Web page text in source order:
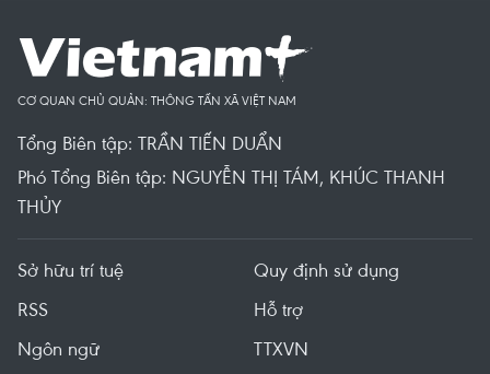
CƠ QUAN CHỦ QUẢN: THÔNG TẤN XÃ VIỆT NAM
Tổng Biên tập: TRẦN TIẾN DUẨN
Phó Tổng Biên tập: NGUYỄN THỊ TÁM, KHÚC THANH
THỦY
Sở hữu trí tuệ
Quy định sử dụng
RSS
Hỗ trợ
Ngôn ngữ
TTXVN